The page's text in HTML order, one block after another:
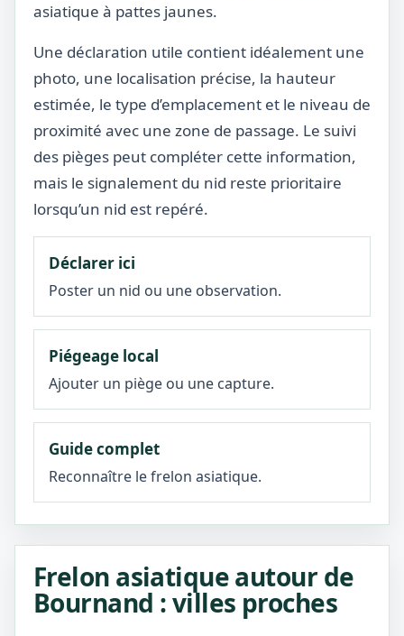
asiatique à pattes jaunes.
Une déclaration utile contient idéalement une
photo, une localisation précise, la hauteur
estimée, le type d’emplacement et le niveau de
proximité avec une zone de passage. Le suivi
des pièges peut compléter cette information,
mais le signalement du nid reste prioritaire
lorsqu’un nid est repéré.
Déclarer ici
Poster un nid ou une observation.
Piégeage local
Ajouter un piège ou une capture.
Guide complet
Reconnaître le frelon asiatique.
Frelon asiatique autour de
Bournand : villes proches